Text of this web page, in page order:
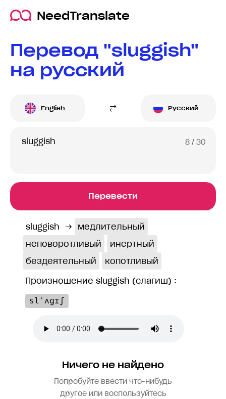
NeedTranslate
Перевод "sluggish"
на русский
English Русский
8 / 30
Перевести
sluggish →
медлительный
неповоротливый
инертный
бездеятельный
копотливый
Произношение sluggish (слагиш) :
slˈʌɡɪʃ
Ничего не найдено
Попробуйте ввести что-нибудь
другое или воспользуйтесь